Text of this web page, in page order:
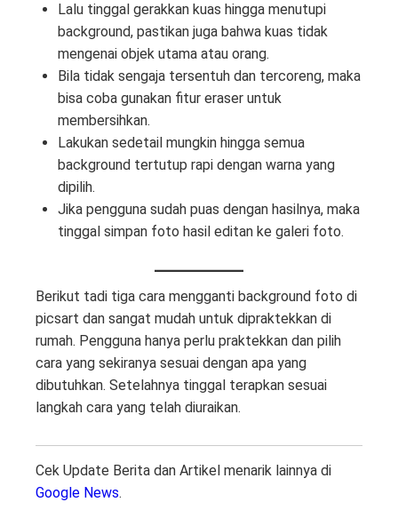
Lalu tinggal gerakkan kuas hingga menutupi
background, pastikan juga bahwa kuas tidak
mengenai objek utama atau orang.
Bila tidak sengaja tersentuh dan tercoreng, maka
bisa coba gunakan fitur eraser untuk
membersihkan.
Lakukan sedetail mungkin hingga semua
background tertutup rapi dengan warna yang
dipilih.
Jika pengguna sudah puas dengan hasilnya, maka
tinggal simpan foto hasil editan ke galeri foto.
Berikut tadi tiga cara mengganti background foto di
picsart dan sangat mudah untuk dipraktekkan di
rumah. Pengguna hanya perlu praktekkan dan pilih
cara yang sekiranya sesuai dengan apa yang
dibutuhkan. Setelahnya tinggal terapkan sesuai
langkah cara yang telah diuraikan.
Cek Update Berita dan Artikel menarik lainnya di
Google News.